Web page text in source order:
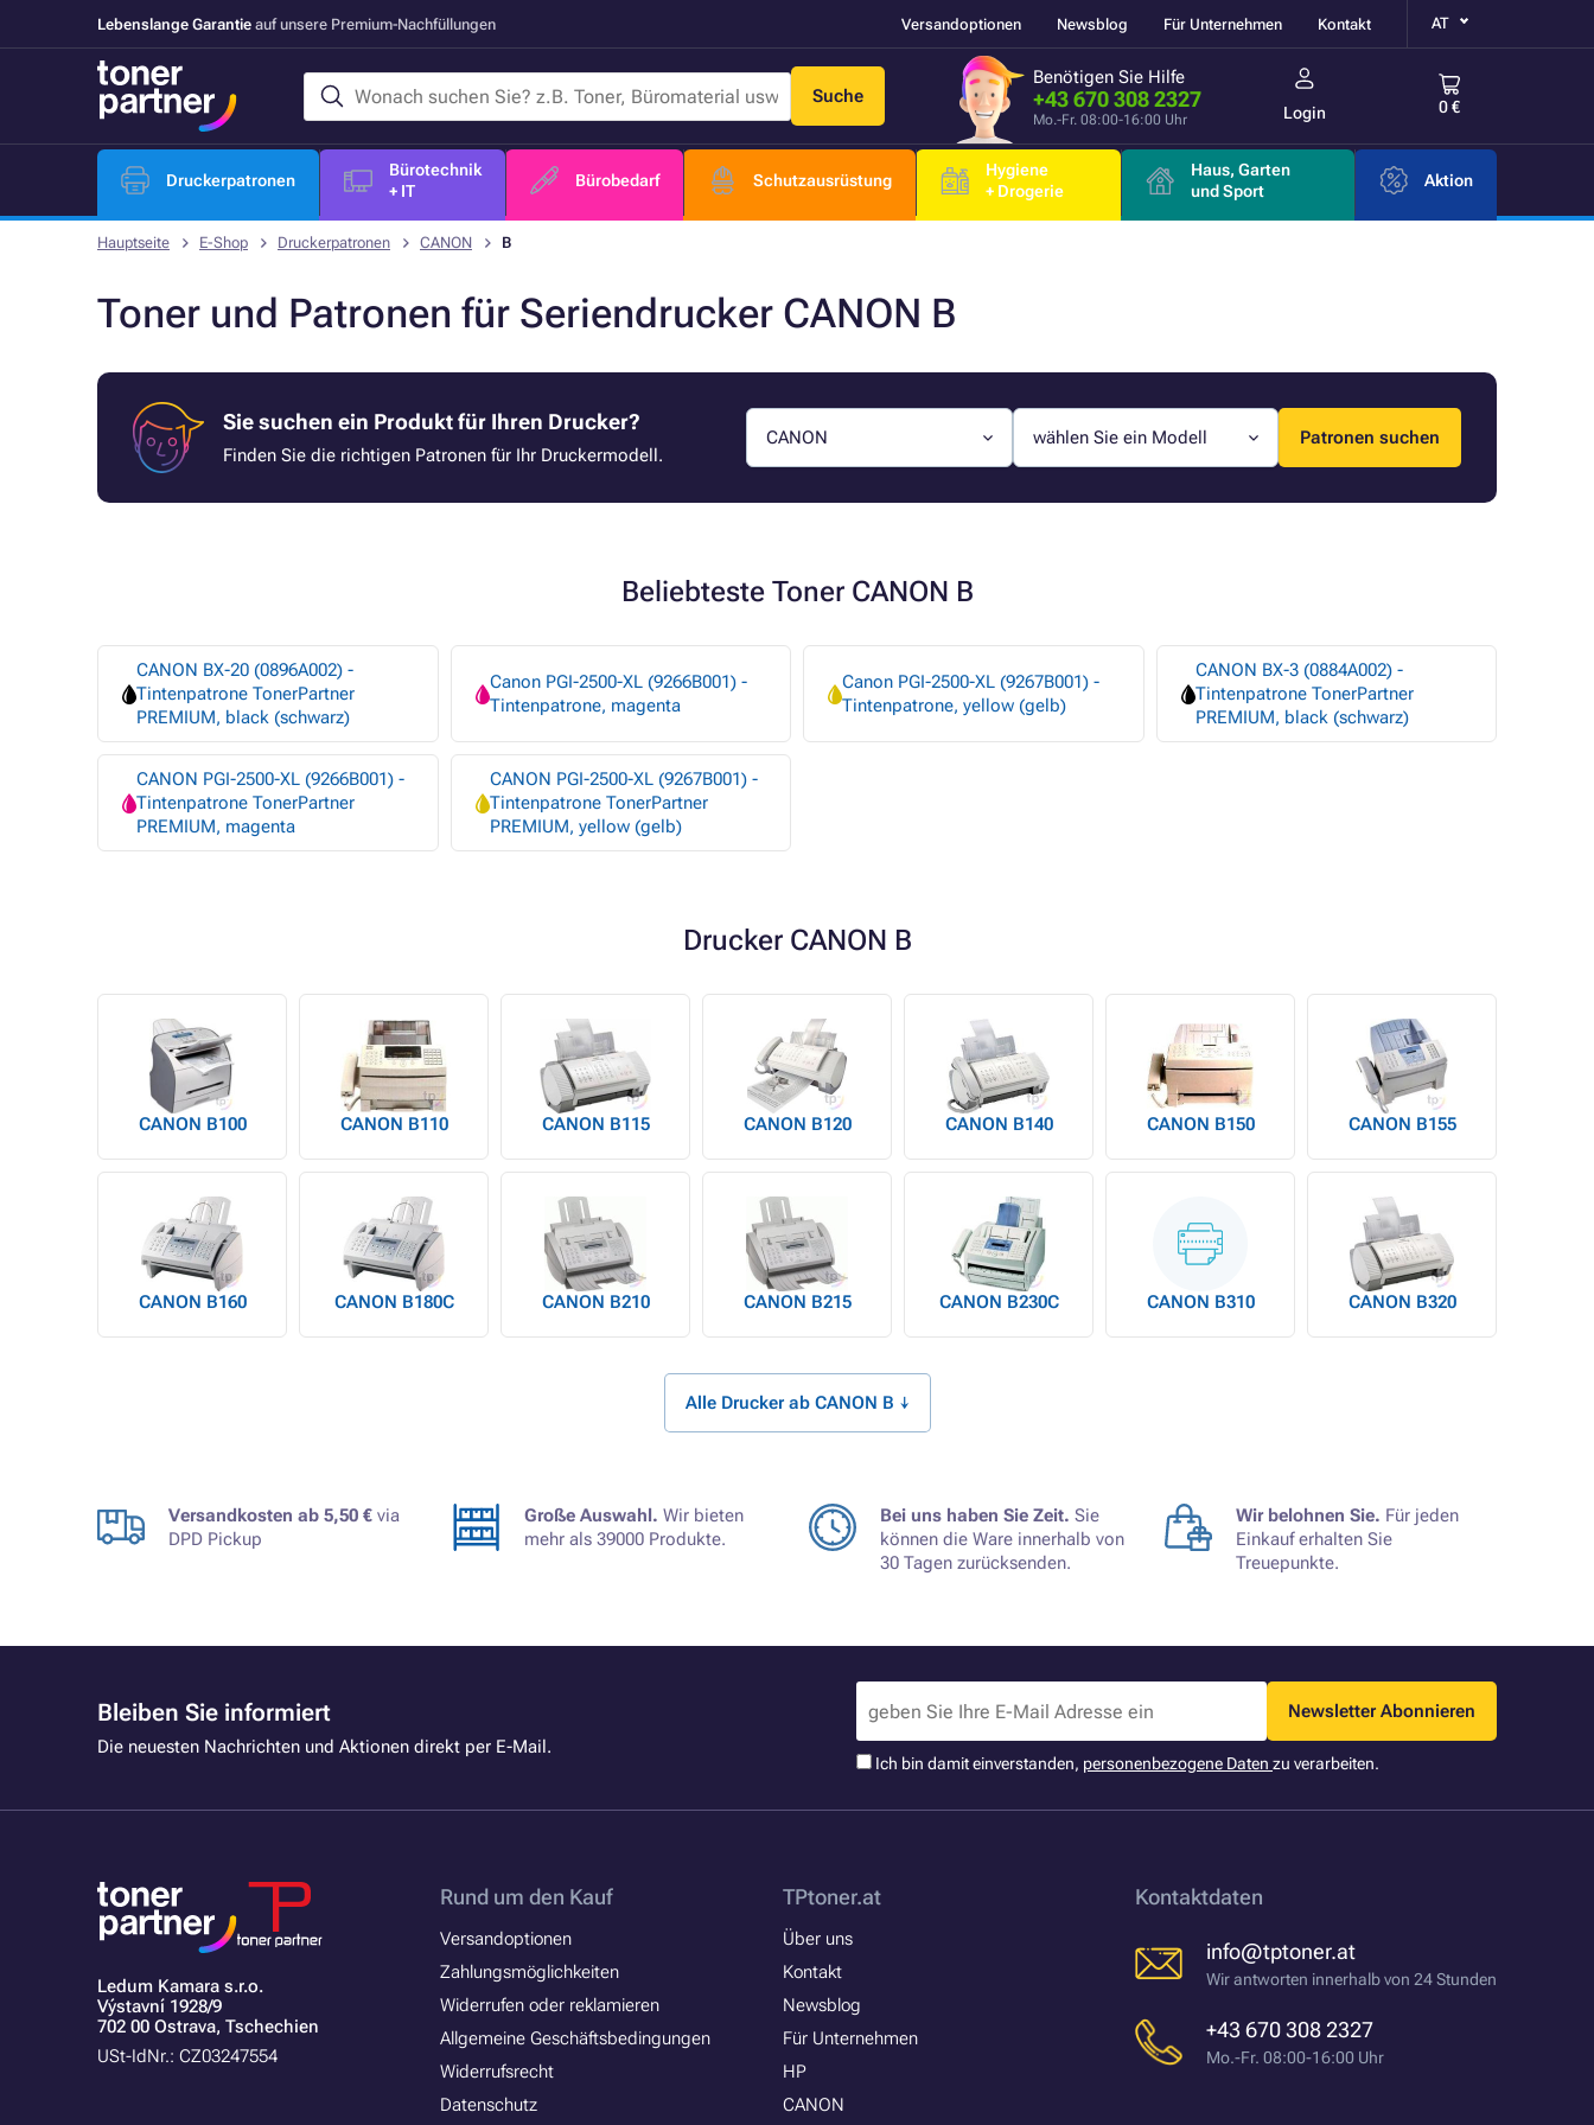
Lebenslange Garantie auf unsere Premium-Nachfüllungen Versandoptionen Newsblog Für Unternehmen Kontakt AT
Suche
Benötigen Sie Hilfe
+43 670 308 2327
Mo.-Fr. 08:00-16:00 Uhr Login 0 €
Druckerpatronen
Bürotechnik
+ IT
Bürobedarf Schutzausrüstung
Hygiene
+ Drogerie
Haus, Garten
und Sport
Aktion
Hauptseite E-Shop Druckerpatronen CANON B
Toner und Patronen für Seriendrucker CANON B
Sie suchen ein Produkt für Ihren Drucker?
Finden Sie die richtigen Patronen für Ihr Druckermodell.
CANON wählen Sie ein Modell Patronen suchen
Beliebteste Toner CANON B
CANON BX-20 (0896A002) -
Tintenpatrone TonerPartner
PREMIUM, black (schwarz)
Canon PGI-2500-XL (9266B001) -
Tintenpatrone, magenta
Canon PGI-2500-XL (9267B001) -
Tintenpatrone, yellow (gelb)
CANON BX-3 (0884A002) -
Tintenpatrone TonerPartner
PREMIUM, black (schwarz)
CANON PGI-2500-XL (9266B001) -
Tintenpatrone TonerPartner
PREMIUM, magenta
CANON PGI-2500-XL (9267B001) -
Tintenpatrone TonerPartner
PREMIUM, yellow (gelb)
Drucker CANON B
CANON B100 CANON B110 CANON B115 CANON B120 CANON B140 CANON B150 CANON B155
CANON B160 CANON B180C CANON B210 CANON B215 CANON B230C CANON B310 CANON B320
Alle Drucker ab CANON B ↓
Versandkosten ab 5,50 € via
DPD Pickup
Große Auswahl. Wir bieten
mehr als 39000 Produkte.
Bei uns haben Sie Zeit. Sie
können die Ware innerhalb von
30 Tagen zurücksenden.
Wir belohnen Sie. Für jeden
Einkauf erhalten Sie
Treuepunkte.
Bleiben Sie informiert
Die neuesten Nachrichten und Aktionen direkt per E-Mail.
Newsletter Abonnieren
Ich bin damit einverstanden, personenbezogene Daten zu verarbeiten.
Ledum Kamara s.r.o.
Výstavní 1928/9
702 00 Ostrava, Tschechien
USt-IdNr.: CZ03247554
Rund um den Kauf
Versandoptionen
Zahlungsmöglichkeiten
Widerrufen oder reklamieren
Allgemeine Geschäftsbedingungen
Widerrufsrecht
Datenschutz
TPtoner.at
Über uns
Kontakt
Newsblog
Für Unternehmen
HP
CANON
Kontaktdaten
info@tptoner.at
Wir antworten innerhalb von 24 Stunden
+43 670 308 2327
Mo.-Fr. 08:00-16:00 Uhr